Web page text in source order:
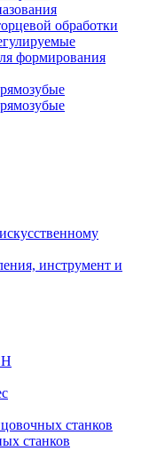
обработки
формирования
инструмент и
станков
станков